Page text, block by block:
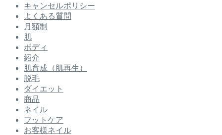
キャンセルポリシー
よくある質問
月額制
肌
ボディ
紹介
肌育成（肌再生）
脱毛
ダイエット
商品
ネイル
フットケア
お客様ネイル